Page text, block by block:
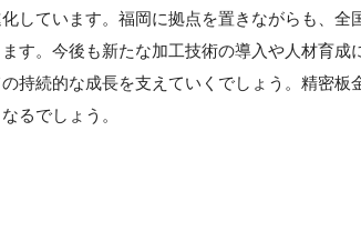
しています。福岡に拠点を置きながらも、全
す。今後も新たな加工技術の導入や人材育成
持続的な成長を支えていくでしょう。精密板
るでしょう。